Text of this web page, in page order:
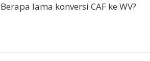
Berapa lama konversi CAF ke WV?